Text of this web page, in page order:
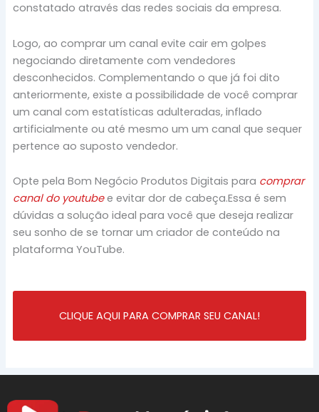
constatado através das redes sociais da empresa.
Logo, ao comprar um canal evite cair em golpes
negociando diretamente com vendedores
desconhecidos. Complementando o que já foi dito
anteriormente, existe a possibilidade de você comprar
um canal com estatísticas adulteradas, inflado
artificialmente ou até mesmo um um canal que sequer
pertence ao suposto vendedor.
Opte pela Bom Negócio Produtos Digitais para comprar
canal do youtubee evitar dor de cabeça.Essa é sem
dúvidas a solução ideal para você que deseja realizar
seu sonho de se tornar um criador de conteúdo na
plataforma YouTube.
CLIQUE AQUI PARA COMPRAR SEU CANAL!